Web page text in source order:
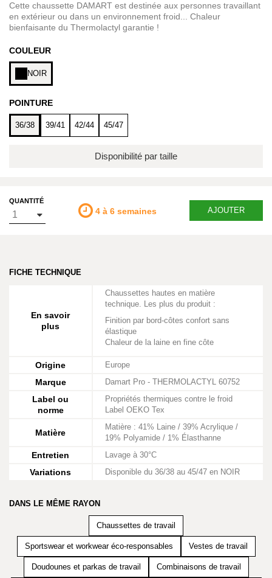
Cette chaussette DAMART est destinée aux personnes travaillant
en extérieur ou dans un environnement froid... Chaleur
bienfaisante du Thermolactyl garantie !
COULEUR
NOIR
POINTURE
36/38 39/41 42/44 45/47
Disponibilité par taille
QUANTITÉ
4 à 6 semaines AJOUTER
FICHE TECHNIQUE
En savoir
plus
Chaussettes hautes en matière
technique. Les plus du produit :
Finition par bord-côtes confort sans
élastique
Chaleur de la laine en fine côte
Origine Europe
Marque Damart Pro - THERMOLACTYL 60752
Label ou
norme
Propriétés thermiques contre le froid
Label OEKO Tex
Matière
Matière : 41% Laine / 39% Acrylique /
19% Polyamide / 1% Élasthanne
Entretien Lavage à 30°C
Variations Disponible du 36/38 au 45/47 en NOIR
DANS LE MÊME RAYON
Chaussettes de travail
Sportswear et workwear éco-responsables Vestes de travail
Doudounes et parkas de travail Combinaisons de travail